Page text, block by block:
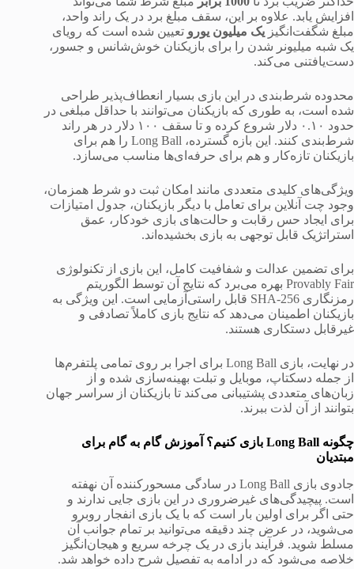
افزایش یابد. علاوه بر این، سقف مبلغ برد در یک راند واحد،
مبلغ شگفت‌انگیز یک میلیون یورو تعیین شده است که رویای
یک شبه میلیونر شدن را برای بازیکنان خوش‌شانس و جسور،
دست‌یافتنی می‌کند.
محدوده شرط‌بندی در این بازی بسیار انعطاف‌پذیر طراحی
شده است، به طوری که بازیکنان می‌توانند با حداقل مبلغی در
حدود ۰.۱۰ دلار شروع کرده و تا سقف ۱۰۰ دلار در هر راند
شرط‌بندی کنند. این بازه گسترده، Long Ball را هم برای
بازیکنان تازه‌کار و هم برای حرفه‌ای‌ها مناسب می‌سازد.
ویژگی‌های کلیدی متعددی مانند امکان ثبت دو شرط همزمان،
وجود چت آنلاین برای تعامل با دیگر بازیکنان، جدول امتیازات
برای ایجاد حس رقابت و حالت‌های بازی خودکار، عمق
استراتژیک قابل توجهی به بازی بخشیده‌اند.
برای تضمین عدالت و شفافیت کامل، این بازی از تکنولوژی
Provably Fair بهره می‌برد که نتایج آن توسط الگوریتم
رمزنگاری SHA-256 قابل راستی‌آزمایی است. این ویژگی به
بازیکنان اطمینان می‌دهد که نتایج بازی کاملاً تصادفی و
غیرقابل دستکاری هستند.
در نهایت، بازی Long Ball برای اجرا بر روی تمامی پلتفرم‌ها
از جمله دسکتاپ، موبایل و تبلت بهینه‌سازی شده و از
زبان‌های متعددی پشتیبانی می‌کند تا بازیکنان از سراسر جهان
بتوانند از آن لذت ببرند.
چگونه Long Ball بازی کنیم؟ آموزش گام به گام برای
مبتدیان
جادوی بازی Long Ball در سادگی مسحورکننده آن نهفته
است. پیچیدگی‌های غیرضروری در این بازی جایی ندارند و
حتی اگر برای اولین بار است که با یک بازی انفجار روبرو
می‌شوید، در عرض چند دقیقه می‌توانید بر تمام جوانب آن
مسلط شوید. فرآیند بازی در یک چرخه سریع و هیجان‌انگیز
خلاصه می‌شود که در ادامه به تفصیل شرح داده خواهد شد.